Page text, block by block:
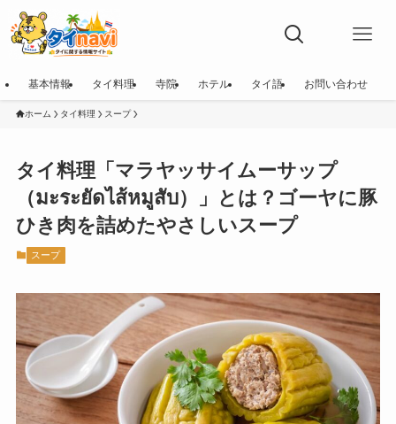
基本情報 タイ料理 寺院 ホテル タイ語 お問い合わせ
ホーム タイ料理 スープ
タイ料理「マラヤッサイムーサップ
（มะระยัดไส้หมูสับ）」とは？ゴーヤに豚
ひき肉を詰めたやさしいスープ
スープ